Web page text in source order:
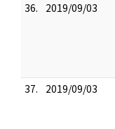
36.
2019/09/03
37.
2019/09/03